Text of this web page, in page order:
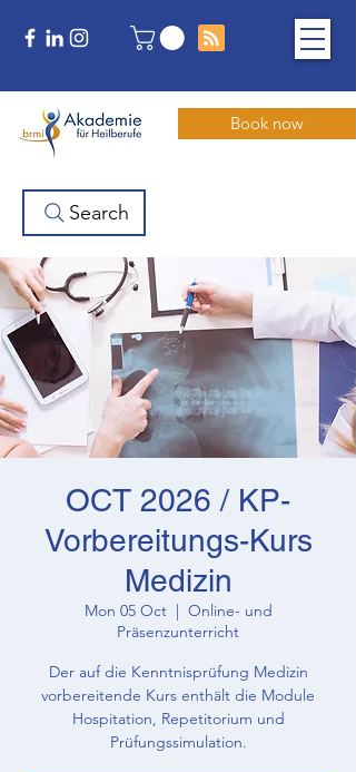
Book now
Search
OCT 2026 / KP-
Vorbereitungs-Kurs
Medizin
Mon 05 Oct
  |
Online- und
Präsenzunterricht
Der auf die Kenntnisprüfung Medizin
vorbereitende Kurs enthält die Module
Hospitation, Repetitorium und
Prüfungssimulation.